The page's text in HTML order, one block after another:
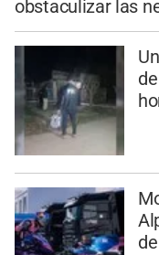
obstaculizar las